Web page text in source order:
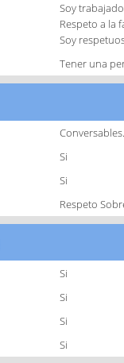
Soy
Respeto a la
Soy
Tener una
Si
Si
Respeto
Si
Si
Si
Si